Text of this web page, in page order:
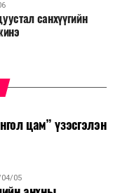
санхүүгийн
цам” үзэсгэлэн
04/05